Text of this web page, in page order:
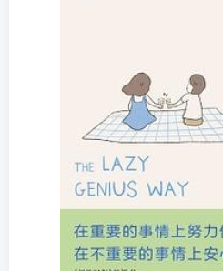
登录密码
记住登录